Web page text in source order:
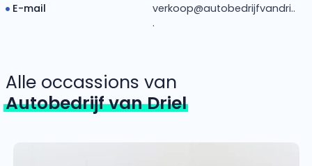
E-mail
verkoop@autobedrijfvandri..
.
Alle occassions van
Autobedrijf van Driel